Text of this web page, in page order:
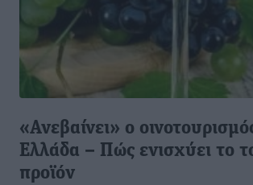
«Ανεβαίνει» ο
Ελλάδα – Πώς ενισχύει το
προϊόν